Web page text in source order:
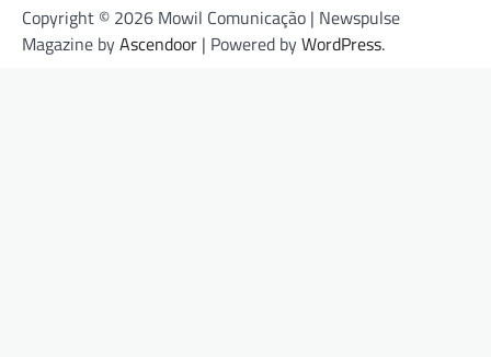
Copyright © 2026 Mowil Comunicação | Newspulse
Magazine byAscendoor | Powered byWordPress.